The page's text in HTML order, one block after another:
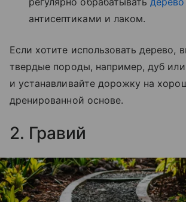
антисептиками и лаком.
Если хотите использовать дерево,
твердые породы, например, дуб или
и устанавливайте дорожку на
дренированной основе.
2. Гравий